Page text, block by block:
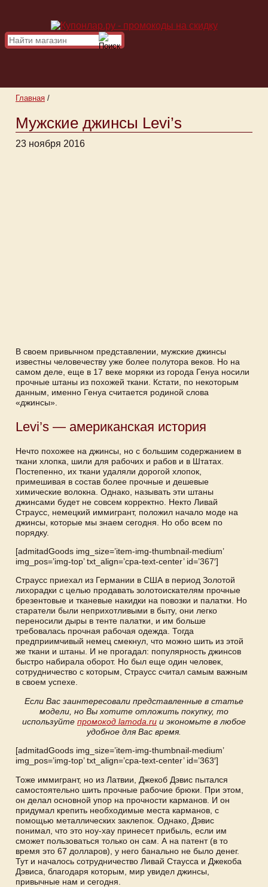
Главная /
Мужские джинсы Levi’s
23 ноября 2016
В своем привычном представлении, мужские джинсы
известны человечеству уже более полутора веков. Но на
самом деле, еще в 17 веке моряки из города Генуа носили
прочные штаны из похожей ткани. Кстати, по некоторым
данным, именно Генуа считается родиной слова
«джинсы».
Levi’s — американская история
Нечто похожее на джинсы, но с большим содержанием в
ткани хлопка, шили для рабочих и рабов и в Штатах.
Постепенно, их ткани удаляли дорогой хлопок,
примешивая в состав более прочные и дешевые
химические волокна. Однако, называть эти штаны
джинсами будет не совсем корректно. Некто Ливай
Страусс, немецкий иммигрант, положил начало моде на
джинсы, которые мы знаем сегодня. Но обо всем по
порядку.
[admitadGoods img_size=’item-img-thumbnail-medium’
img_pos=’img-top’ txt_align=’cpa-text-center’ id=’367′]
Страусс приехал из Германии в США в период Золотой
лихорадки с целью продавать золотоискателям прочные
брезентовые и тканевые накидки на повозки и палатки. Но
старатели были неприхотливыми в быту, они легко
переносили дыры в тенте палатки, и им больше
требовалась прочная рабочая одежда. Тогда
предприимчивый немец смекнул, что можно шить из этой
же ткани и штаны. И не прогадал: популярность джинсов
быстро набирала оборот. Но был еще один человек,
сотрудничество с которым, Страусс считал самым важным
в своем успехе.
Если Вас заинтересовали представленные в статье
модели, но Вы хотите отложить покупку, то
используйте промокод lamoda.ru и экономьте в любое
удобное для Вас время.
[admitadGoods img_size=’item-img-thumbnail-medium’
img_pos=’img-top’ txt_align=’cpa-text-center’ id=’363′]
Тоже иммигрант, но из Латвии, Джекоб Дэвис пытался
самостоятельно шить прочные рабочие брюки. При этом,
он делал основной упор на прочности карманов. И он
придумал крепить необходимые места карманов, с
помощью металлических заклепок. Однако, Дэвис
понимал, что это ноу-хау принесет прибыль, если им
сможет пользоваться только он сам. А на патент (в то
время это 67 долларов), у него банально не было денег.
Тут и началось сотрудничество Ливай Стаусса и Джекоба
Дэвиса, благодаря которым, мир увидел джинсы,
привычные нам и сегодня.